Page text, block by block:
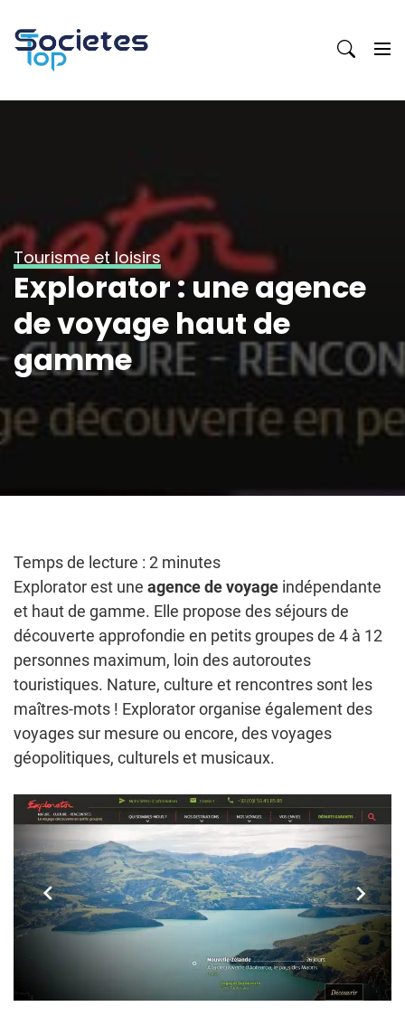
content
Tourisme et loisirs
Explorator : une agence
de voyage haut de
gamme
Temps de lecture : 2 minutes
Explorator est une agence de voyage indépendante
et haut de gamme. Elle propose des séjours de
découverte approfondie en petits groupes de 4 à 12
personnes maximum, loin des autoroutes
touristiques. Nature, culture et rencontres sont les
maîtres-mots ! Explorator organise également des
voyages sur mesure ou encore, des voyages
géopolitiques, culturels et musicaux.